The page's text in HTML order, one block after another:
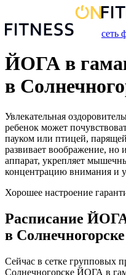
сеть
ЙОГА в
в
Увлекательная
ребенок может
пауком или птицей,
развивает воображение, но
аппарат, укрепляет
концентрацию внимания и
Хорошее настроение
Расписание ЙОГА
в Солнечногорске
Сейчас в сетке групповых
Солнечногорске ЙОГА в